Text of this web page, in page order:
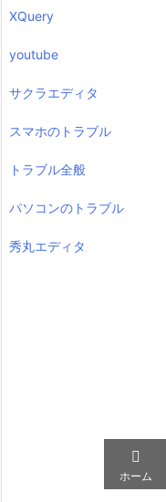
XQuery
youtube
サクラエディタ
スマホのトラブル
トラブル全般
パソコンのトラブル
秀丸エディタ

ホーム